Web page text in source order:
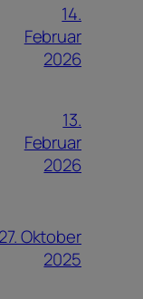
14.
Februar
2026
13.
Februar
2026
27. Oktober
2025